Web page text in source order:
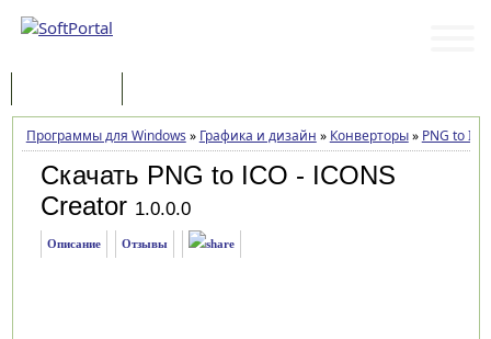
Программы для Windows » Графика и дизайн » Конверторы» PNG to
Скачать PNG to ICO - ICONS
Creator 1.0.0.0
Описание Отзывы